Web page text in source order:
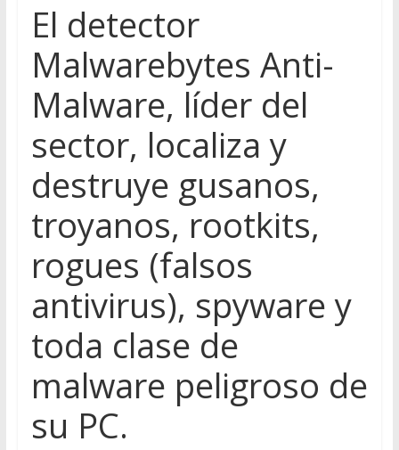
El detector
Malwarebytes Anti-
Malware, líder del
sector, localiza y
destruye gusanos,
troyanos, rootkits,
rogues (falsos
antivirus), spyware y
toda clase de
malware peligroso de
su PC.